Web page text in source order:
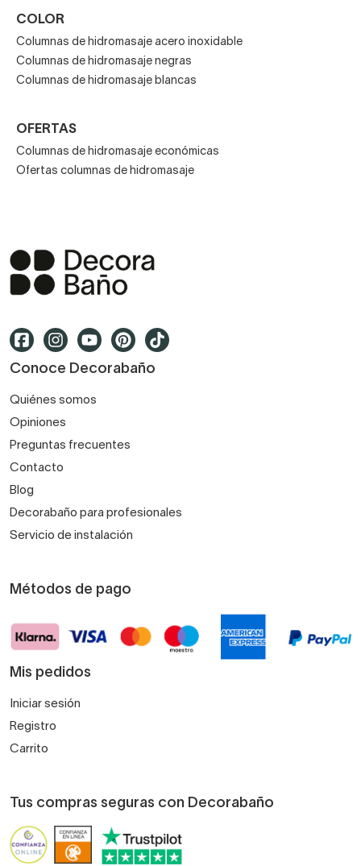
Los diseños de columnas de hidromasaje para la ducha
son muy amplias, rectas, curvas, futuristas,
convencionales… Además, muchos modelos incluyen
estantes para colocar geles, champús o jabones.
COLOR
Columnas de hidromasaje acero inoxidable
Columnas de hidromasaje negras
Columnas de hidromasaje blancas
OFERTAS
Columnas de hidromasaje económicas
Ofertas columnas de hidromasaje
Conoce Decorabaño
Quiénes somos
Opiniones
Preguntas frecuentes
Contacto
Blog
Decorabaño para profesionales
Servicio de instalación
Métodos de pago
Mis pedidos
Iniciar sesión
Registro
Carrito
Tus compras seguras con Decorabaño